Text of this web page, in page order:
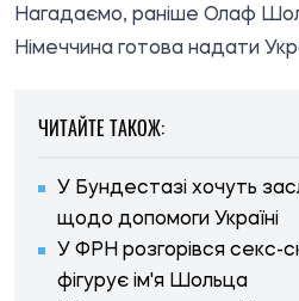
Нагадаємо, раніше Олаф
Німеччина готова надати
ЧИТАЙТЕ ТАКОЖ:
У Бундестазі хочуть
щодо допомоги Україні
У ФРН розгорівся секс-
фігурує ім'я Шольца